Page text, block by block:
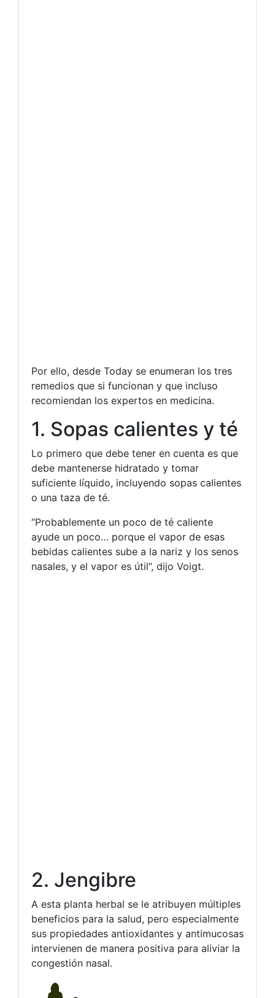
Por ello, desde Today se enumeran los tres
remedios que si funcionan y que incluso
recomiendan los expertos en medicina.
1. Sopas calientes y té
Lo primero que debe tener en cuenta es que
debe mantenerse hidratado y tomar
suficiente líquido, incluyendo sopas calientes
o una taza de té.
“Probablemente un poco de té caliente
ayude un poco… porque el vapor de esas
bebidas calientes sube a la nariz y los senos
nasales, y el vapor es útil”, dijo Voigt.
2. Jengibre
A esta planta herbal se le atribuyen múltiples
beneficios para la salud, pero especialmente
sus propiedades antioxidantes y antimucosas
intervienen de manera positiva para aliviar la
congestión nasal.